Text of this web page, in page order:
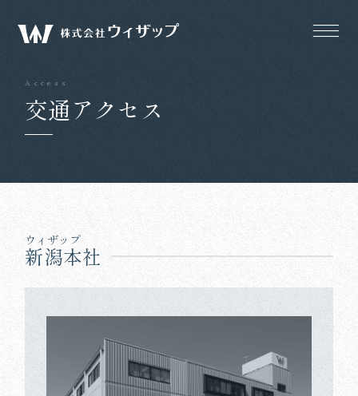
交通アクセス
ウィザップ
新潟本社